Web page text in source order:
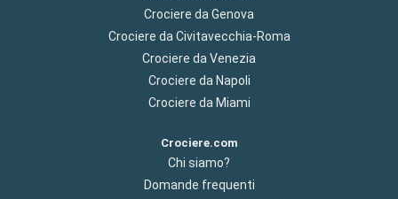
Crociere da Genova
Crociere da Civitavecchia-Roma
Crociere da Venezia
Crociere da Napoli
Crociere da Miami
Crociere.com
Chi siamo?
Domande frequenti